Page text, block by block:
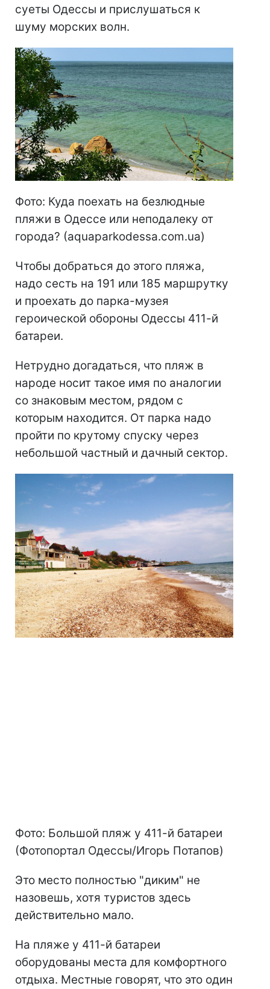
суеты Одессы и прислушаться к
шуму морских волн.
Фото: Куда поехать на безлюдные
пляжи в Одессе или неподалеку от
города? (aquaparkodessa.com.ua)
Чтобы добраться до этого пляжа,
надо сесть на 191 или 185 маршрутку
и проехать до парка-музея
героической обороны Одессы 411-й
батареи.
Нетрудно догадаться, что пляж в
народе носит такое имя по аналогии
со знаковым местом, рядом с
которым находится. От парка надо
пройти по крутому спуску через
небольшой частный и дачный сектор.
Фото: Большой пляж у 411-й батареи
(Фотопортал Одессы/Игорь Потапов)
Это место полностью "диким" не
назовешь, хотя туристов здесь
действительно мало.
На пляже у 411-й батареи
оборудованы места для комфортного
отдыха. Местные говорят, что это один